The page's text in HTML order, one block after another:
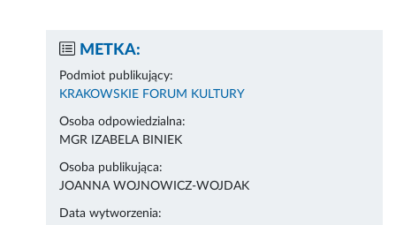
METKA:
Podmiot publikujący:
KRAKOWSKIE FORUM KULTURY
Osoba odpowiedzialna:
MGR IZABELA BINIEK
Osoba publikująca:
JOANNA WOJNOWICZ-WOJDAK
Data wytworzenia: